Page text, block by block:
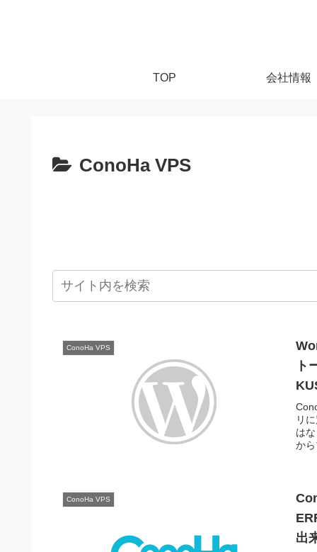
TOP 会社情報
ConoHa VPS
ConoHa VPS
ト
リ
は
か
ConoHa VPS
出